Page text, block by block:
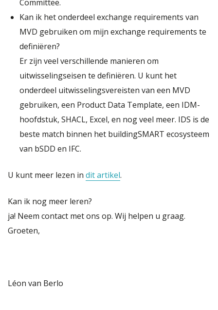
Committee.
Kan ik het onderdeel exchange requirements van
MVD gebruiken om mijn exchange requirements te
definiëren?
Er zijn veel verschillende manieren om
uitwisselingseisen te definiëren. U kunt het
onderdeel uitwisselingsvereisten van een MVD
gebruiken, een Product Data Template, een IDM-
hoofdstuk, SHACL, Excel, en nog veel meer. IDS is de
beste match binnen het buildingSMART ecosysteem
van bSDD en IFC.
U kunt meer lezen in dit artikel.
Kan ik nog meer leren?
ja! Neem contact met ons op. Wij helpen u graag.
Groeten,
Léon van Berlo